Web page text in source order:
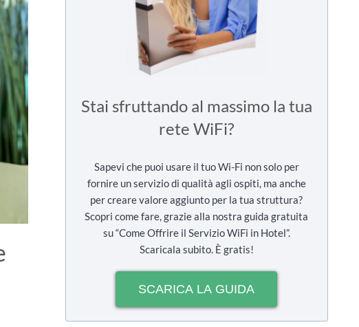
Stai sfruttando al massimo la tua
rete WiFi?
Sapevi che puoi usare il tuo Wi-Fi non solo per
fornire un servizio di qualità agli ospiti, ma anche
per creare valore aggiunto per la tua struttura?
Scopri come fare, grazie alla nostra guida gratuita
su “Come Offrire il Servizio WiFi in Hotel”.
Scaricala subito. È gratis!
SCARICA LA GUIDA